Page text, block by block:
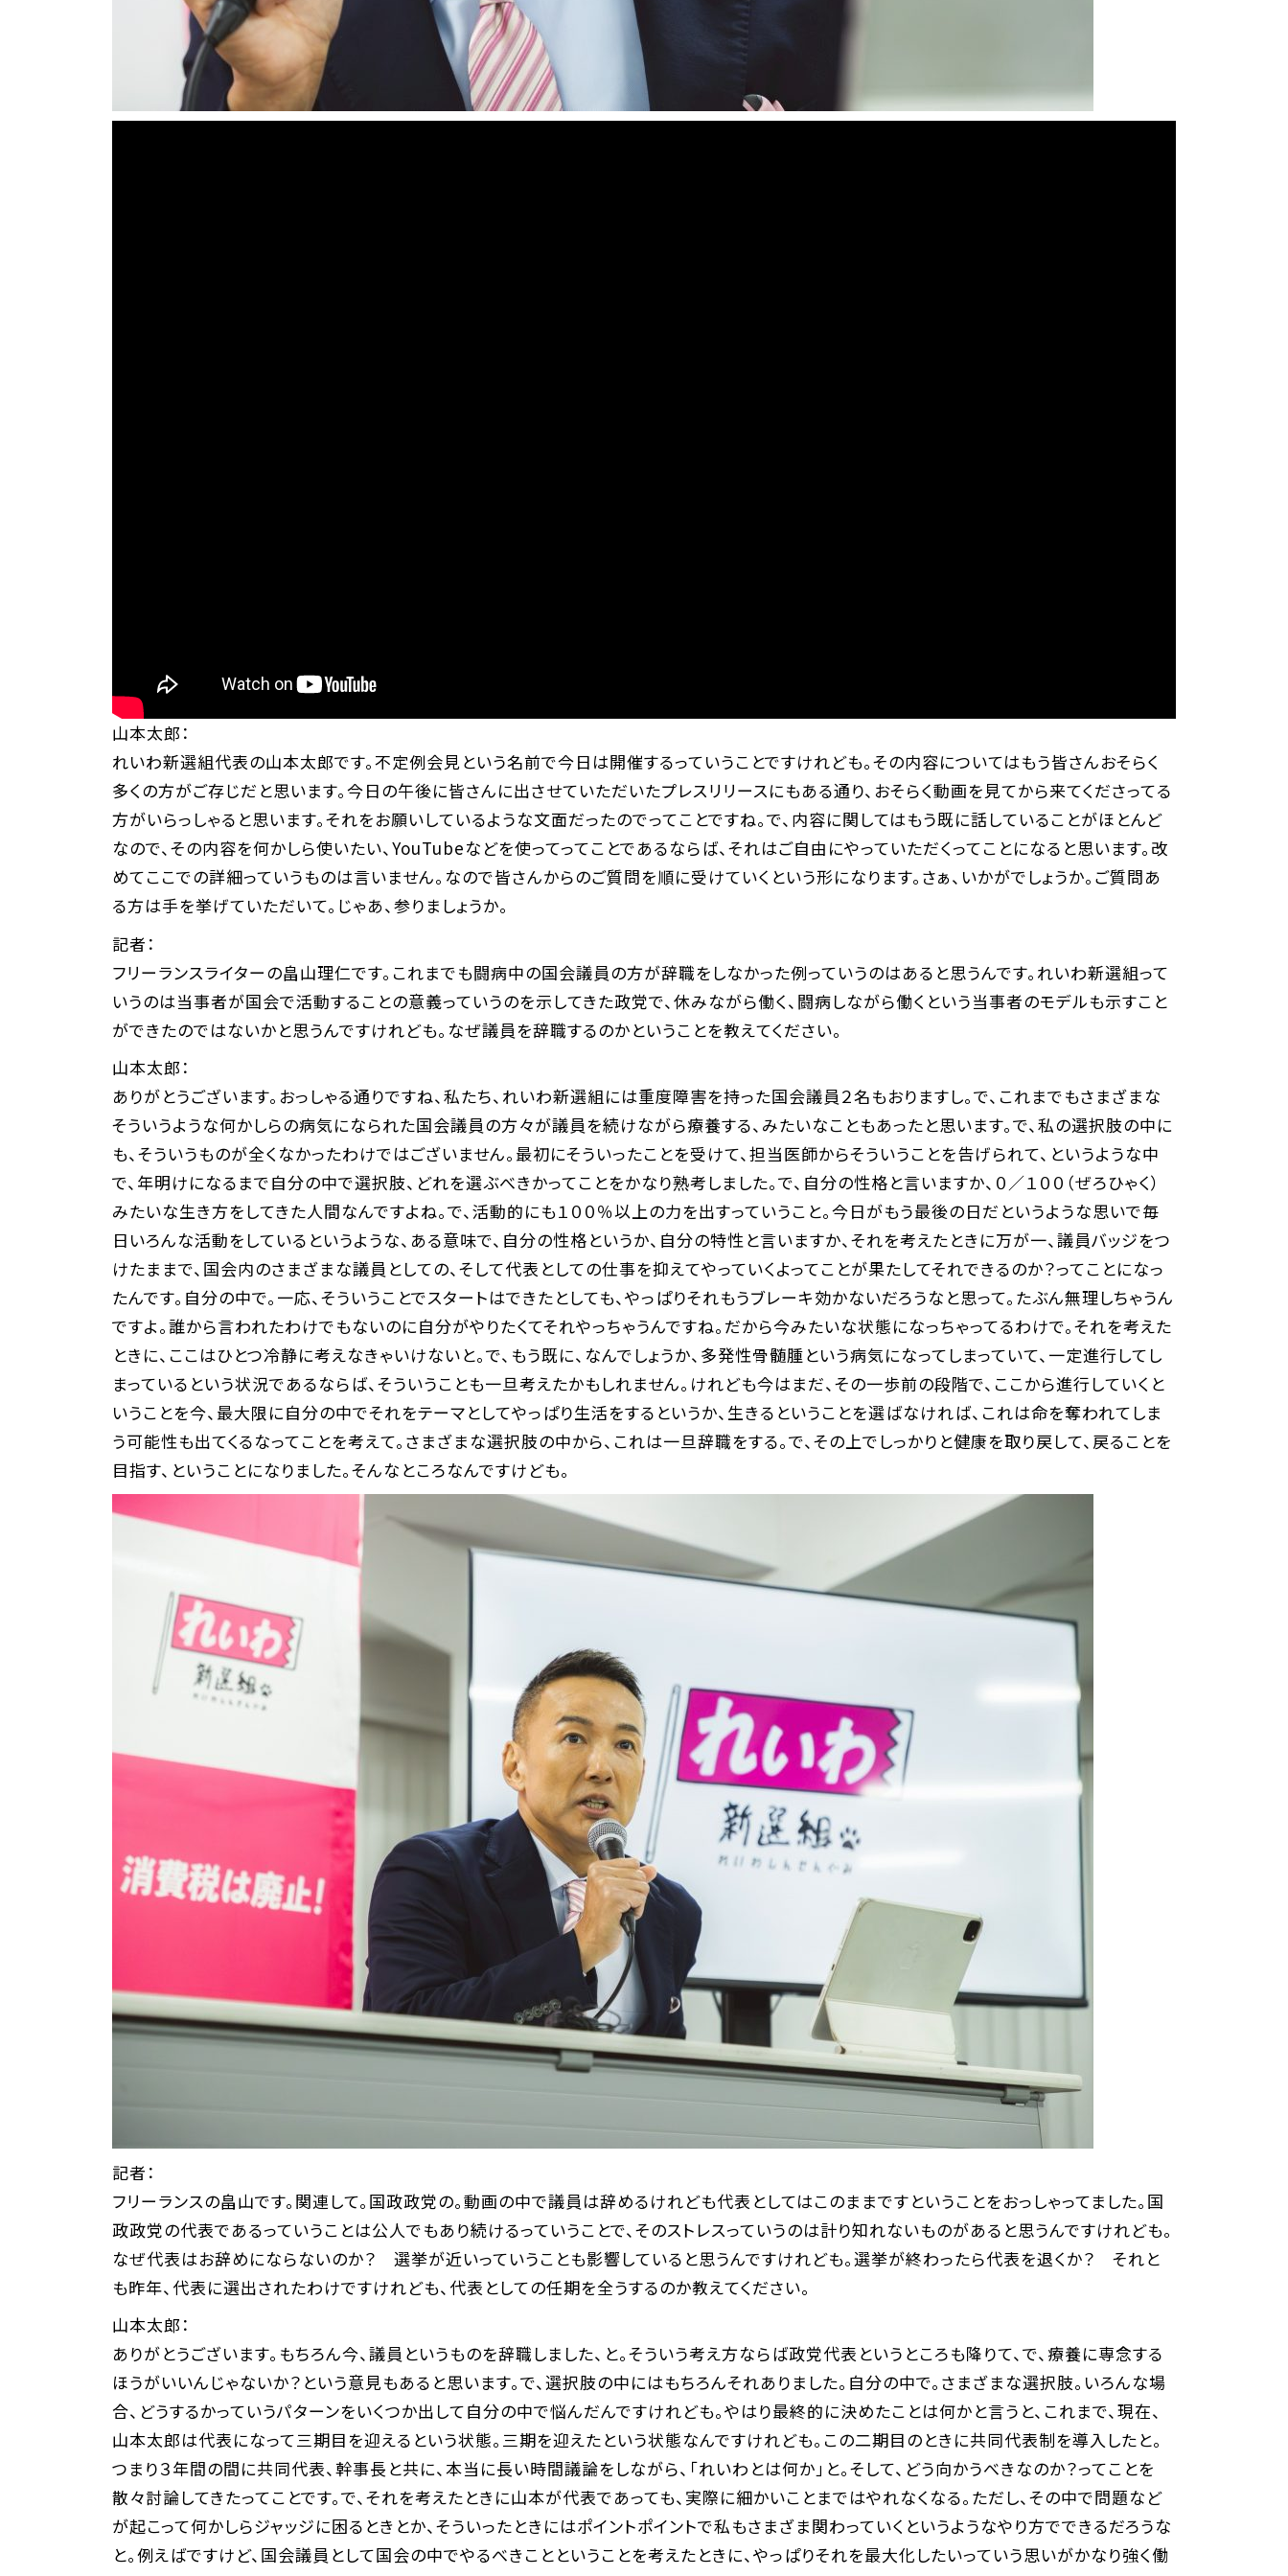
山本太郎：
れいわ新選組代表の山本太郎です。不定例会見という名前で今日は開催するっていうことですけれども。その内容についてはもう皆さんおそらく
多くの方がご存じだと思います。今日の午後に皆さんに出させていただいたプレスリリースにもある通り、おそらく動画を見てから来てくださってる
方がいらっしゃると思います。それをお願いしているような文面だったのでってことですね。で、内容に関してはもう既に話していることがほとんど
なので、その内容を何かしら使いたい、YouTubeなどを使ってってことであるならば、それはご自由にやっていただくってことになると思います。改
めてここでの詳細っていうものは言いません。なので皆さんからのご質問を順に受けていくという形になります。さぁ、いかがでしょうか。ご質問あ
る方は手を挙げていただいて。じゃあ、参りましょうか。
記者：
フリーランスライターの畠山理仁です。これまでも闘病中の国会議員の方が辞職をしなかった例っていうのはあると思うんです。れいわ新選組って
いうのは当事者が国会で活動することの意義っていうのを示してきた政党で、休みながら働く、闘病しながら働くという当事者のモデルも示すこと
ができたのではないかと思うんですけれども。なぜ議員を辞職するのかということを教えてください。
山本太郎：
ありがとうございます。おっしゃる通りですね、私たち、れいわ新選組には重度障害を持った国会議員２名もおりますし。で、これまでもさまざまな
そういうような何かしらの病気になられた国会議員の方々が議員を続けながら療養する、みたいなこともあったと思います。で、私の選択肢の中に
も、そういうものが全くなかったわけではございません。最初にそういったことを受けて、担当医師からそういうことを告げられて、というような中
で、年明けになるまで自分の中で選択肢、どれを選ぶべきかってことをかなり熟考しました。で、自分の性格と言いますか、０／１００（ぜろひゃく）
みたいな生き方をしてきた人間なんですよね。で、活動的にも１００％以上の力を出すっていうこと。今日がもう最後の日だというような思いで毎
日いろんな活動をしているというような、ある意味で、自分の性格というか、自分の特性と言いますか、それを考えたときに万が一、議員バッジをつ
けたままで、国会内のさまざまな議員としての、そして代表としての仕事を抑えてやっていくよってことが果たしてそれできるのか？ってことになっ
たんです。自分の中で。一応、そういうことでスタートはできたとしても、やっぱりそれもうブレーキ効かないだろうなと思って。たぶん無理しちゃうん
ですよ。誰から言われたわけでもないのに自分がやりたくてそれやっちゃうんですね。だから今みたいな状態になっちゃってるわけで。それを考えた
ときに、ここはひとつ冷静に考えなきゃいけないと。で、もう既に、なんでしょうか、多発性骨髄腫という病気になってしまっていて、一定進行してし
まっているという状況であるならば、そういうことも一旦考えたかもしれません。けれども今はまだ、その一歩前の段階で、ここから進行していくと
いうことを今、最大限に自分の中でそれをテーマとしてやっぱり生活をするというか、生きるということを選ばなければ、これは命を奪われてしま
う可能性も出てくるなってことを考えて。さまざまな選択肢の中から、これは一旦辞職をする。で、その上でしっかりと健康を取り戻して、戻ることを
目指す、ということになりました。そんなところなんですけども。
記者：
フリーランスの畠山です。関連して。国政政党の。動画の中で議員は辞めるけれども代表としてはこのままですということをおっしゃってました。国
政政党の代表であるっていうことは公人でもあり続けるっていうことで、そのストレスっていうのは計り知れないものがあると思うんですけれども。
なぜ代表はお辞めにならないのか？ 選挙が近いっていうことも影響していると思うんですけれども。選挙が終わったら代表を退くか？ それと
も昨年、代表に選出されたわけですけれども、代表としての任期を全うするのか教えてください。
山本太郎：
ありがとうございます。もちろん今、議員というものを辞職しました、と。そういう考え方ならば政党代表というところも降りて、で、療養に専念する
ほうがいいんじゃないか？という意見もあると思います。で、選択肢の中にはもちろんそれありました。自分の中で。さまざまな選択肢。いろんな場
合、どうするかっていうパターンをいくつか出して自分の中で悩んだんですけれども。やはり最終的に決めたことは何かと言うと、これまで、現在、
山本太郎は代表になって三期目を迎えるという状態。三期を迎えたという状態なんですけれども。この二期目のときに共同代表制を導入したと。
つまり３年間の間に共同代表、幹事長と共に、本当に長い時間議論をしながら、「れいわとは何か」と。そして、どう向かうべきなのか？ってことを
散々討論してきたってことです。で、それを考えたときに山本が代表であっても、実際に細かいことまではやれなくなる。ただし、その中で問題など
が起こって何かしらジャッジに困るときとか、そういったときにはポイントポイントで私もさまざま関わっていくというようなやり方でできるだろうな
と。例えばですけど、国会議員として国会の中でやるべきことということを考えたときに、やっぱりそれを最大化したいっていう思いがかなり強く働